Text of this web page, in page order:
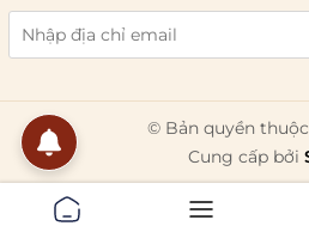
© Bản quyền
Cung cấp bởi